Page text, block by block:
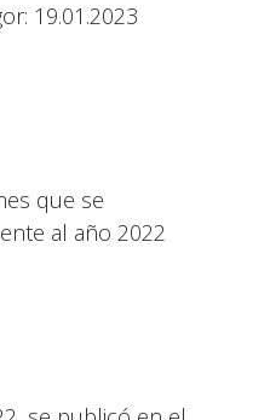
19.01.2023
que se
al año 2022